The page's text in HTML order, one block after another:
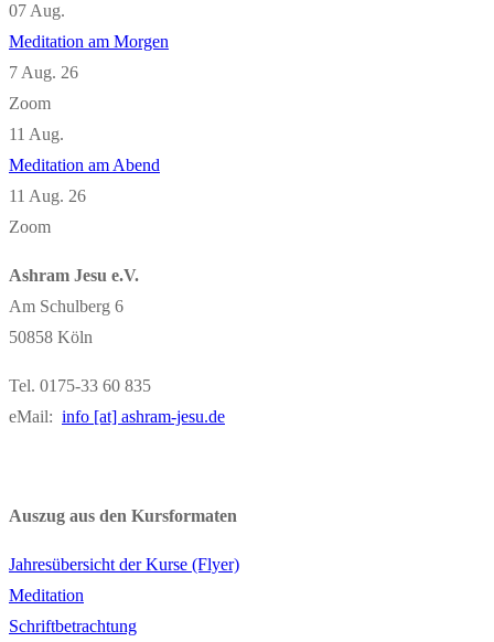
07Aug.
Meditation am Morgen
7 Aug. 26
Zoom
11 Aug.
Meditation am Abend
11 Aug. 26
Zoom
Ashram Jesu e.V.
Am Schulberg 6
50858 Köln
Tel. 0175-33 60 835
eMail: info [at] ashram-jesu.de
Auszug aus den Kursformaten
Jahresübersicht der Kurse (Flyer)
Meditation
Schriftbetrachtung